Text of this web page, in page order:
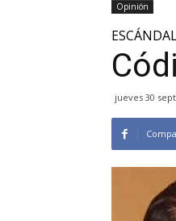
Opinión
jueves 30